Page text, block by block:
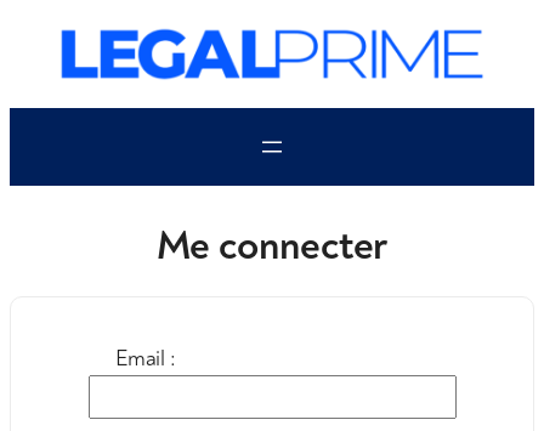
contenu
Me connecter
Email :